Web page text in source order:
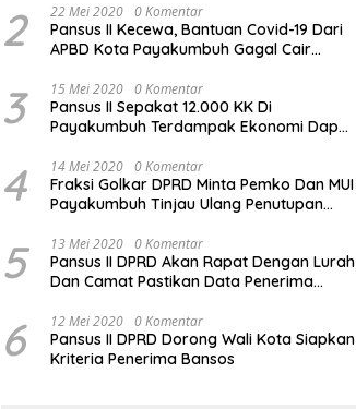
2 22 Mei 2020 0 Komentar
Pansus II Kecewa, Bantuan Covid-19 Dari
APBD Kota Payakumbuh Gagal Cair
3 15 Mei 2020 0 Komentar
Pansus II Sepakat 12.000 KK Di
Payakumbuh Terdampak Ekonomi Dapat
4 14 Mei 2020 0 Komentar
Fraksi Golkar DPRD Minta Pemko Dan MUI
Payakumbuh Tinjau Ulang Penutupan
5 13 Mei 2020 0 Komentar
Pansus II DPRD Akan Rapat Dengan Lurah
Dan Camat Pastikan Data Penerima
6 12 Mei 2020 0 Komentar
Pansus II DPRD Dorong Wali Kota Siapkan
Kriteria Penerima Bansos